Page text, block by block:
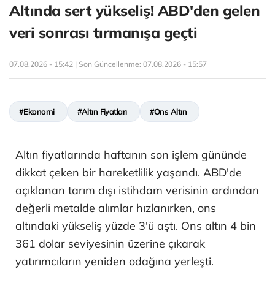
Altında sert yükseliş! ABD'den gelen
veri sonrası tırmanışa geçti
07.08.2026 - 15:42 | Son Güncellenme: 07.08.2026 - 15:57
#Ekonomi #Altın Fiyatları #Ons Altın
Altın fiyatlarında haftanın son işlem gününde
dikkat çeken bir hareketlilik yaşandı. ABD'de
açıklanan tarım dışı istihdam verisinin ardından
değerli metalde alımlar hızlanırken, ons
altındaki yükseliş yüzde 3'ü aştı. Ons altın 4 bin
361 dolar seviyesinin üzerine çıkarak
yatırımcıların yeniden odağına yerleşti.